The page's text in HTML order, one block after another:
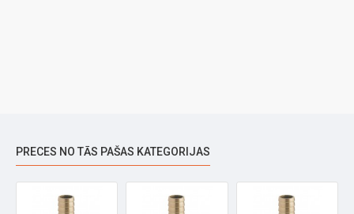
PRECES NO TĀS PAŠAS KATEGORIJAS